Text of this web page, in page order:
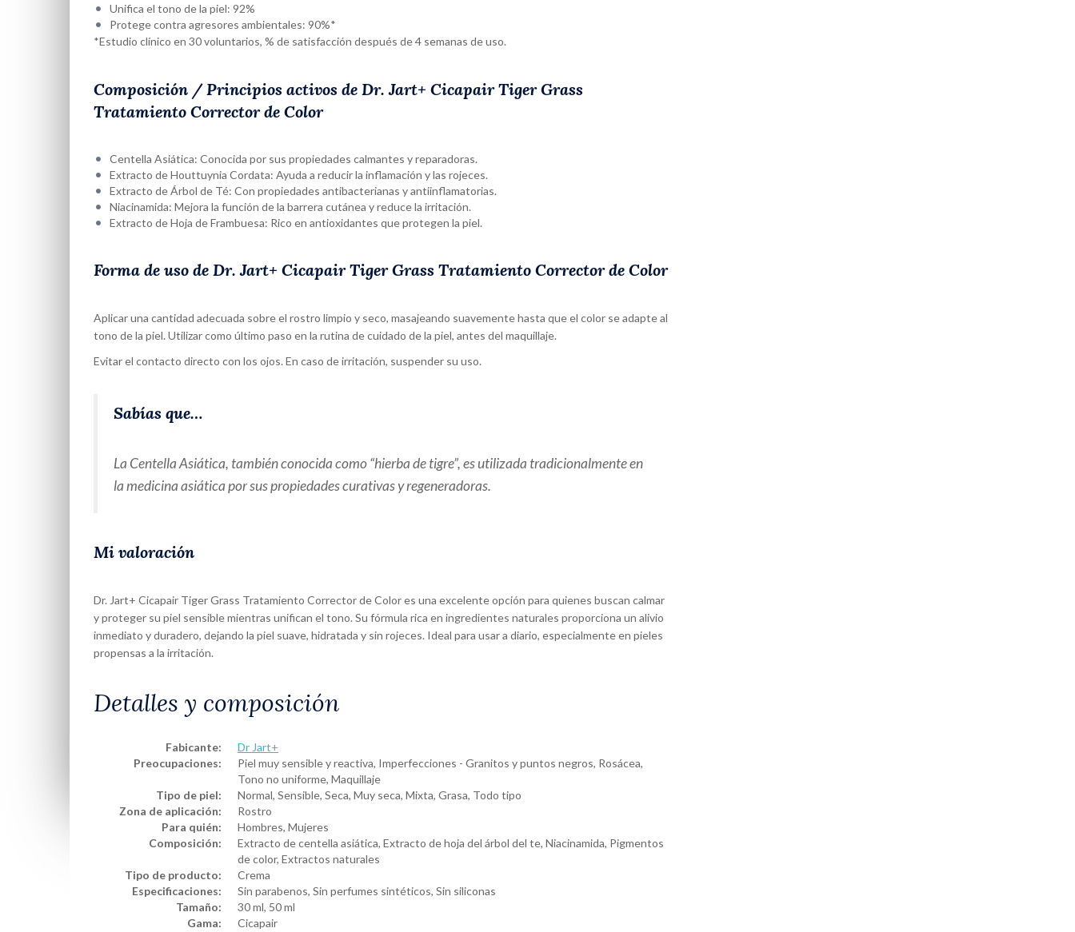
Unifica el tono de la piel: 92%
Protege contra agresores ambientales: 90%*
*Estudio clínico en 30 voluntarios, % de satisfacción después de 4 semanas de uso.
Composición / Principios activos de Dr. Jart+ Cicapair Tiger Grass
Tratamiento Corrector de Color
Centella Asiática: Conocida por sus propiedades calmantes y reparadoras.
Extracto de Houttuynia Cordata: Ayuda a reducir la inflamación y las rojeces.
Extracto de Árbol de Té: Con propiedades antibacterianas y antiinflamatorias.
Niacinamida: Mejora la función de la barrera cutánea y reduce la irritación.
Extracto de Hoja de Frambuesa: Rico en antioxidantes que protegen la piel.
Forma de uso de Dr. Jart+ Cicapair Tiger Grass Tratamiento Corrector de Color
Aplicar una cantidad adecuada sobre el rostro limpio y seco, masajeando suavemente hasta que el color se adapte al
tono de la piel. Utilizar como último paso en la rutina de cuidado de la piel, antes del maquillaje.
Evitar el contacto directo con los ojos. En caso de irritación, suspender su uso.
Sabías que…
La Centella Asiática, también conocida como “hierba de tigre”, es utilizada tradicionalmente en
la medicina asiática por sus propiedades curativas y regeneradoras.
Mi valoración
Dr. Jart+ Cicapair Tiger Grass Tratamiento Corrector de Color es una excelente opción para quienes buscan calmar
y proteger su piel sensible mientras unifican el tono. Su fórmula rica en ingredientes naturales proporciona un alivio
inmediato y duradero, dejando la piel suave, hidratada y sin rojeces. Ideal para usar a diario, especialmente en pieles
propensas a la irritación.
Detalles y composición
Fabicante:
Dr Jart+
Preocupaciones:
Piel muy sensible y reactiva, Imperfecciones - Granitos y puntos negros, Rosácea,
Tono no uniforme, Maquillaje
Tipo de piel:
Normal, Sensible, Seca, Muy seca, Mixta, Grasa, Todo tipo
Zona de aplicación:
Rostro
Para quién:
Hombres, Mujeres
Composición:
Extracto de centella asiática, Extracto de hoja del árbol del te, Niacinamida, Pigmentos
de color, Extractos naturales
Tipo de producto:
Crema
Especificaciones:
Sin parabenos, Sin perfumes sintéticos, Sin siliconas
Tamaño:
30 ml, 50 ml
Gama:
Cicapair